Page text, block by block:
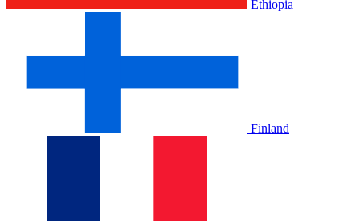
Ethiopia
Finland